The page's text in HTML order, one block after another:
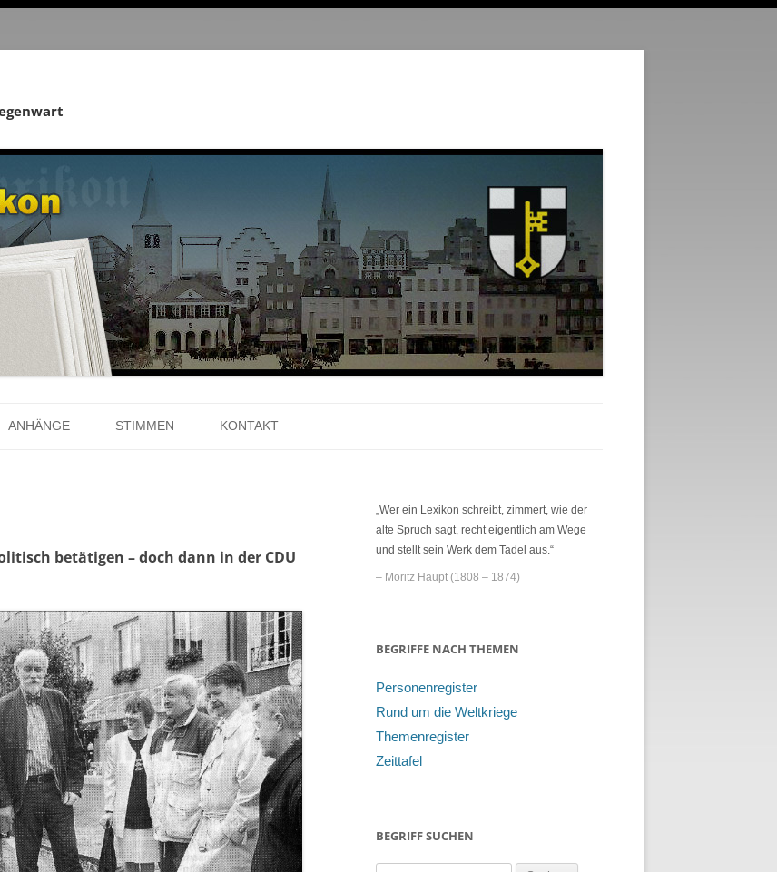
zum
ANHÄNGE
LINKS
STIMMEN KONTAKT
DANK
betätigen – doch dann in der CDU
„Wer ein Lexikon schreibt, zimmert, wie der
alte Spruch sagt, recht eigentlich am Wege
und stellt sein Werk dem Tadel aus.“
– Moritz Haupt (1808 – 1874)
BEGRIFFE NACH THEMEN
Personenregister
Rund um die Weltkriege
Themenregister
Zeittafel
BEGRIFF SUCHEN